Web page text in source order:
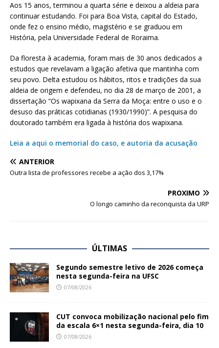
Aos 15 anos, terminou a quarta série e deixou a aldeia para
continuar estudando. Foi para Boa Vista, capital do Estado,
onde fez o ensino médio, magistério e se graduou em
História, pela Universidade Federal de Roraima.
Da floresta à academia, foram mais de 30 anos dedicados a
estudos que revelavam a ligação afetiva que mantinha com
seu povo. Delta estudou os hábitos, ritos e tradições da sua
aldeia de origem e defendeu, no dia 28 de março de 2001, a
dissertação “Os wapixana da Serra da Moça: entre o uso e o
desuso das práticas cotidianas (1930/1990)”. A pesquisa do
doutorado também era ligada à história dos wapixana.
Leia a aqui o memorial do caso, e autoria da acusação
ANTERIOR
Outra lista de professores recebe a ação dos 3,17%
PRÓXIMO
O longo caminho da reconquista da URP
ÚLTIMAS
Segundo semestre letivo de 2026 começa
nesta segunda-feira na UFSC
07/08/2026
CUT convoca mobilização nacional pelo fim
da escala 6×1 nesta segunda-feira, dia 10
07/08/2026